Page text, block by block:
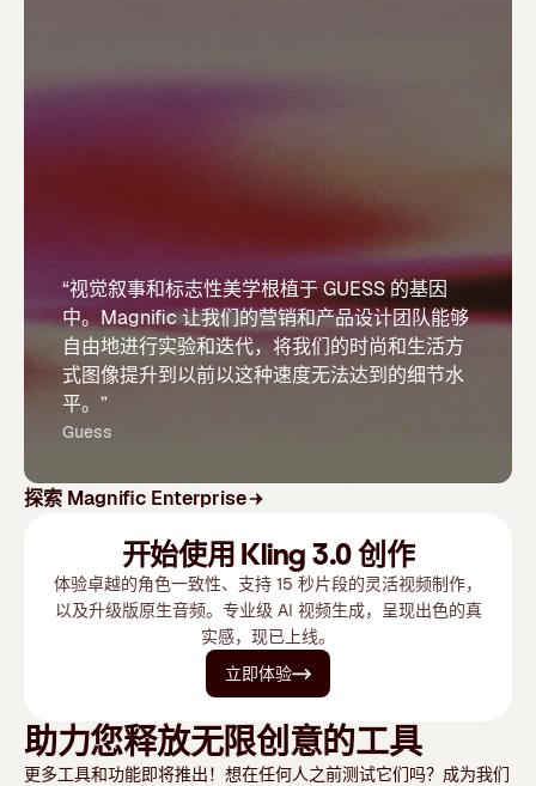
“视觉叙事和标志性美学根植于 GUESS 的基因
中。Magnific 让我们的营销和产品设计团队能够
自由地进行实验和迭代，将我们的时尚和生活方
式图像提升到以前以这种速度无法达到的细节水
平。”
Guess
探索 Magnific Enterprise
开始使用 Kling 3.0 创作
体验卓越的角色一致性、支持 15 秒片段的灵活视频制作，
以及升级版原生音频。专业级 AI 视频生成，呈现出色的真
实感，现已上线。
立即体验
助力您释放无限创意的工具
更多工具和功能即将推出！想在任何人之前测试它们吗？成为我们